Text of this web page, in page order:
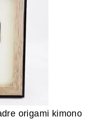
origami kimono